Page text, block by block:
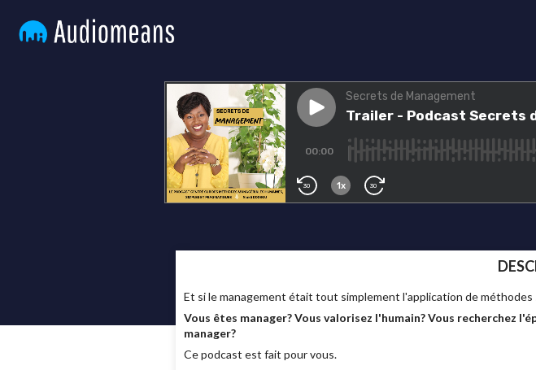
Et si le management était tout simplement l'application de méthodes
Vous êtes manager? Vous valorisez l'humain? Vous recherchez
manager?
Ce podcast est fait pour vous.